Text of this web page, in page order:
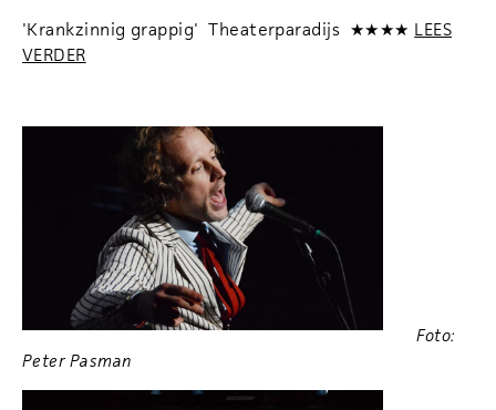
'Krankzinnig grappig' Theaterparadijs ★★★★ LEES
VERDER
Foto:
Peter Pasman